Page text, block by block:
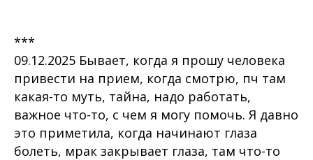
***
09.12.2025 Бывает, когда я прошу человека
привести на прием, когда смотрю, пч там
какая-то муть, тайна, надо работать,
важное что-то, с чем я могу помочь. Я давно
это приметила, когда начинают глаза
болеть, мрак закрывает глаза, там что-то